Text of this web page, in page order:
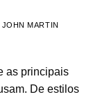
JOHN MARTIN
as principais
De estilos